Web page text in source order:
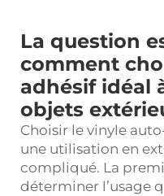
La question
comment
adhésif idéal
objets
Choisir le vinyle
une utilisation en
compliqué. La
déterminer l’usage